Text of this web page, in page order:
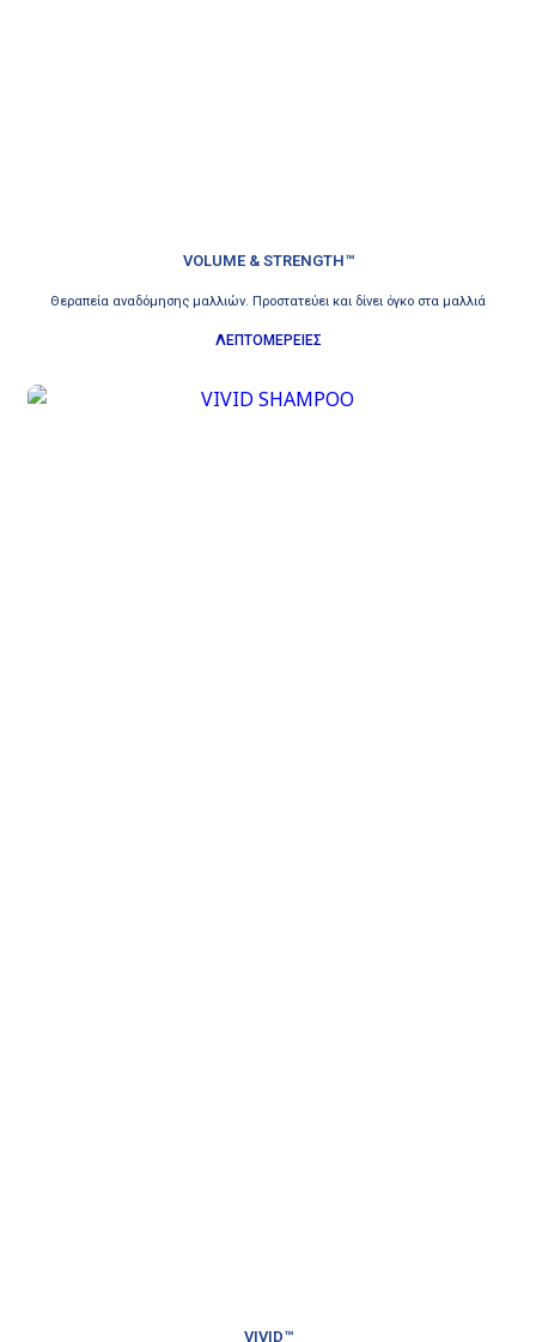
VOLUME & STRENGTH™
Θεραπεία αναδόμησης μαλλιών. Προστατεύει και δίνει όγκο στα μαλλιά
ΛΕΠΤΟΜΕΡΕΙΕΣ
VIVID™